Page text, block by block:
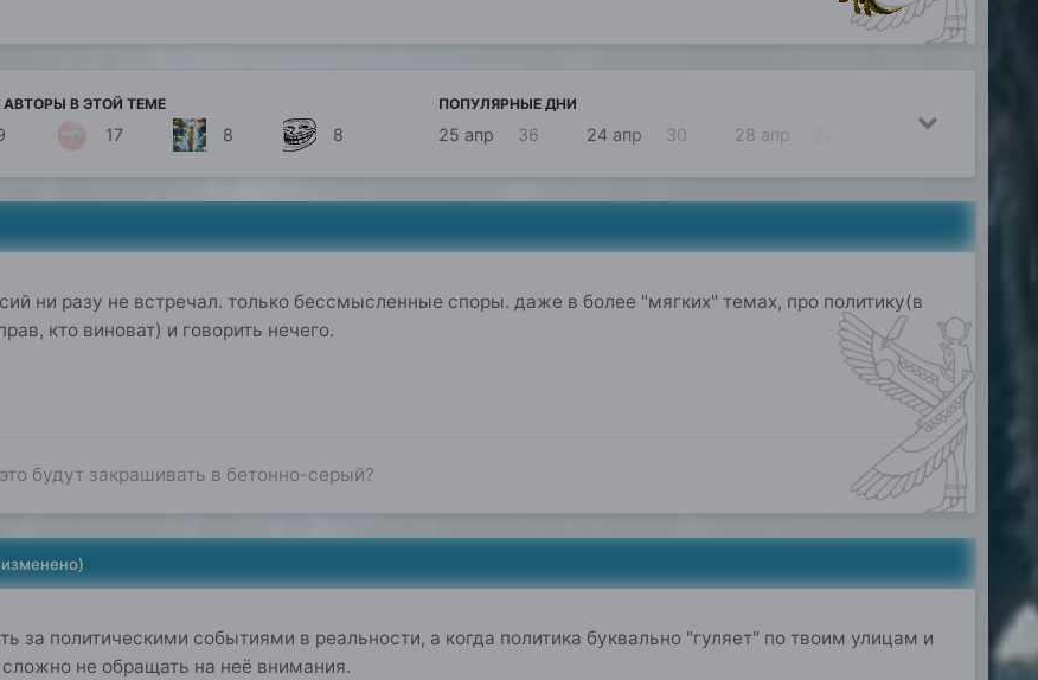
В ЭТОЙ ТЕМЕ
17 8 8
ПОПУЛЯРНЫЕ ДНИ
25 апр 36 24 апр 30 28 апр 23 апр
ни разу не встречал. только бессмысленные споры. даже в более "мягких" темах, про политику(в
кто виноват) и говорить нечего.
будут закрашивать в бетонно-серый?
за политическими событиями в реальности, а когда политика буквально "гуляет" по твоим улицам и
не обращать на неё внимания.